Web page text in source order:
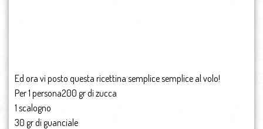
Ed ora vi posto questa ricettina semplice semplice al volo!
Per 1 persona200 gr di zucca
1 scalogno
30 gr di guanciale